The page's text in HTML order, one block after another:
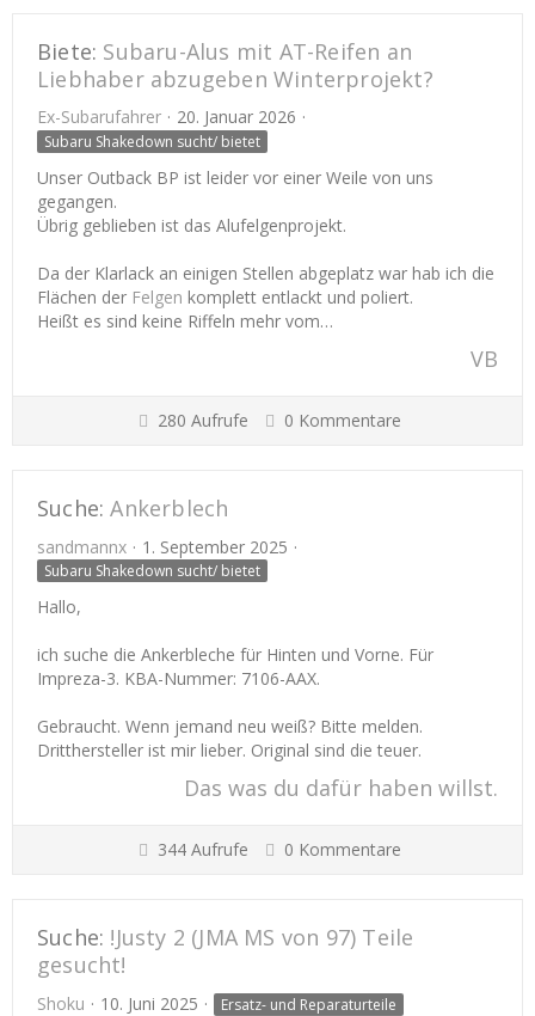
Biete: Subaru-Alus mit AT-Reifen an
Liebhaber abzugeben Winterprojekt?
Ex-Subarufahrer 20. Januar 2026
Subaru Shakedown sucht/ bietet
Unser Outback BP ist leider vor einer Weile von uns
gegangen.
Übrig geblieben ist das Alufelgenprojekt.
Da der Klarlack an einigen Stellen abgeplatz war hab ich die
Flächen der Felgen komplett entlackt und poliert.
Heißt es sind keine Riffeln mehr vom…
VB
280 Aufrufe 0 Kommentare
Suche:Ankerblech
sandmannx 1. September 2025
Subaru Shakedown sucht/ bietet
Hallo,
ich suche die Ankerbleche für Hinten und Vorne. Für
Impreza-3. KBA-Nummer: 7106-AAX.
Gebraucht. Wenn jemand neu weiß? Bitte melden.
Dritthersteller ist mir lieber. Original sind die teuer.
Das was du dafür haben willst.
344 Aufrufe 0 Kommentare
Suche: !Justy 2 (JMA MS von 97) Teile
gesucht!
Shoku 10. Juni 2025 Ersatz- und Reparaturteile